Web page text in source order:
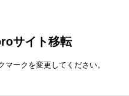
サイト移転
ークを変更してください。